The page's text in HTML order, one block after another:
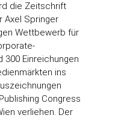
die Zeitschrift
Axel Springer
Wettbewerb für
300 Einreichungen
ins
Congress
verliehen. Der